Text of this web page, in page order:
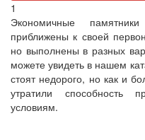
1
Экономичные
приближены к своей
но выполнены в разных
можете увидеть в нашем
стоят недорого, но как и
утратили способность
условиям.